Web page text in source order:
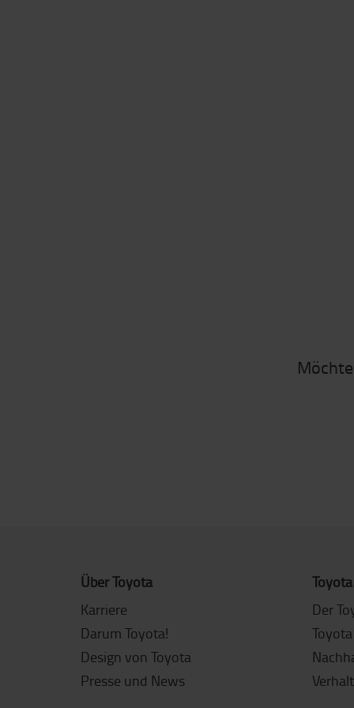
Über Toyota
Karriere
Darum Toyota!
Design von Toyota
Presse und News
Der